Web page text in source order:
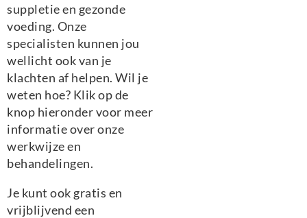
suppletie en gezonde
voeding. Onze
specialisten kunnen jou
wellicht ook van je
klachten af helpen. Wil je
weten hoe? Klik op de
knop hieronder voor meer
informatie over onze
werkwijze en
behandelingen.
Je kunt ook gratis en
vrijblijvend een